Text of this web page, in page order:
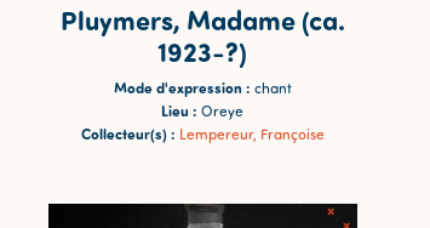
Pluymers, Madame (ca.
1923-?)
Mode d'expression : chant
Lieu : Oreye
Collecteur(s) : Lempereur, Françoise